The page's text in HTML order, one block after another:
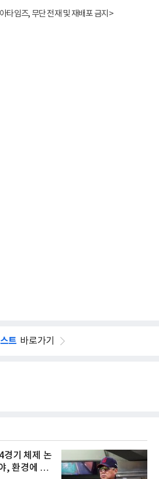
타임즈, 무단 전재 및 재배포 금지>
트 바로가기
경기 체제 논
, 환경에 맞